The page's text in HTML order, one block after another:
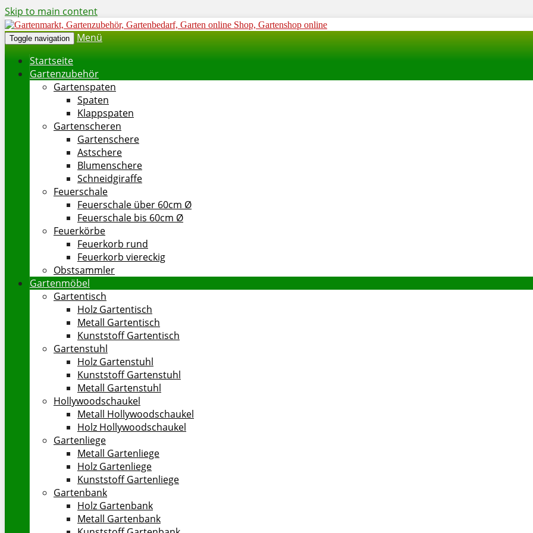
Skip to main content
Toggle navigation
Menü
Startseite
Gartenzubehör
Gartenspaten
Spaten
Klappspaten
Gartenscheren
Gartenschere
Astschere
Blumenschere
Schneidgiraffe
Feuerschale
Feuerschale über 60cm Ø
Feuerschale bis 60cm Ø
Feuerkörbe
Feuerkorb rund
Feuerkorb viereckig
Obstsammler
Gartenmöbel
Gartentisch
Holz Gartentisch
Metall Gartentisch
Kunststoff Gartentisch
Gartenstuhl
Holz Gartenstuhl
Kunststoff Gartenstuhl
Metall Gartenstuhl
Hollywoodschaukel
Metall Hollywoodschaukel
Holz Hollywoodschaukel
Gartenliege
Metall Gartenliege
Holz Gartenliege
Kunststoff Gartenliege
Gartenbank
Holz Gartenbank
Metall Gartenbank